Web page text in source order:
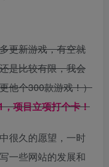
更新游戏，有空就
是比较有限，我会
他个300款游戏！）
项目立项打个卡！
很久的愿望，一时
一些网站的发展和